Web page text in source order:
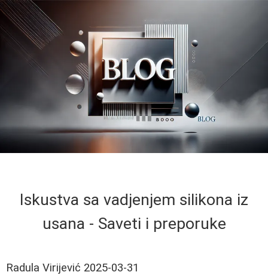
Iskustva sa vadjenjem silikona iz
usana - Saveti i preporuke
Radula Virijević 2025-03-31